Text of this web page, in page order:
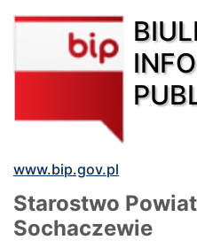
www.bip.gov.pl
Starostwo
Sochaczewie